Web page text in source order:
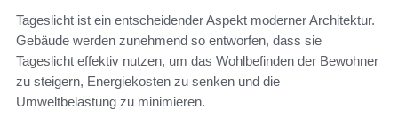
Tageslicht ist ein entscheidender Aspekt moderner Architektur.
Gebäude werden zunehmend so entworfen, dass sie
Tageslicht effektiv nutzen, um das Wohlbefinden der Bewohner
zu steigern, Energiekosten zu senken und die
Umweltbelastung zu minimieren.